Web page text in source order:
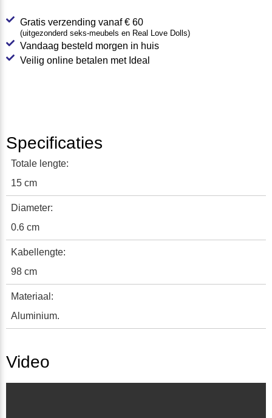
Gratis verzending vanaf € 60
(uitgezonderd seks-meubels en Real Love Dolls)
Vandaag besteld morgen in huis
Veilig online betalen met Ideal
Specificaties
Totale lengte:
15 cm
Diameter:
0.6 cm
Kabellengte:
98 cm
Materiaal:
Aluminium.
Video